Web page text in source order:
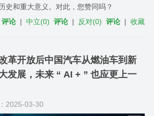
史和重大意义。对此，您赞同吗？
评论 |中立(0) 评论 | 反对(0) 评论 |收藏
革开放后中国汽车从燃油车到新
发展，未来 “ AI + ” 也应更上一
2025-03-30